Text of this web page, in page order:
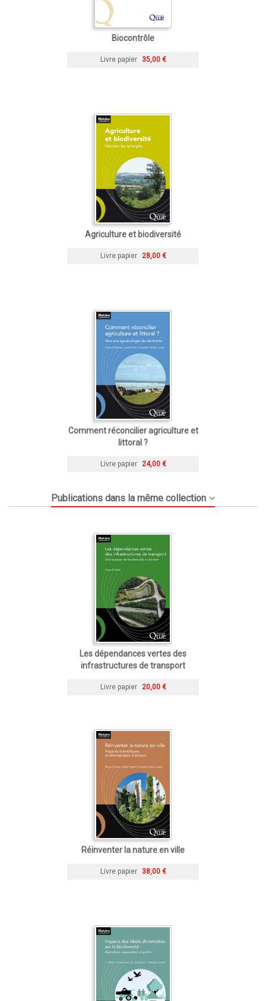
Biocontrôle
Livre papier 35,00 €
Agriculture et biodiversité
Livre papier 28,00 €
Comment réconcilier agriculture et
littoral ?
Livre papier 24,00 €
Publications dans la même collection
Les dépendances vertes des
infrastructures de transport
Livre papier 20,00 €
Réinventer la nature en ville
Livre papier 38,00 €